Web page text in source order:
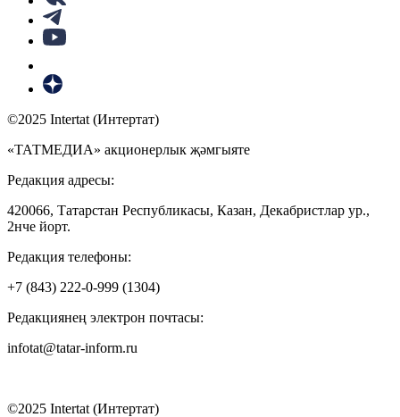
©2025 Intertat (Интертат)
«ТАТМЕДИА» акционерлык җәмгыяте
Редакция адресы:
420066, Татарстан Республикасы, Казан, Декабристлар ур.,
2нче йорт.
Редакция телефоны:
+7 (843) 222-0-999 (1304)
Редакциянең электрон почтасы:
infotat@tatar-inform.ru
©2025 Intertat (Интертат)